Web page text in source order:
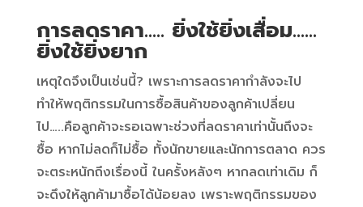
การลดราคา….. ยิ่งใช้ยิ่งเสื่อม……
ยิ่งใช้ยิ่งยาก
เหตุใดจึงเป็นเช่นนี้? เพราะการลดราคากำลังจะไป
ทำให้พฤติกรรมในการซื้อสินค้าของลูกค้าเปลี่ยน
ไป…..คือลูกค้าจะรอเฉพาะช่วงที่ลดราคาเท่านั้นถึงจะ
ซื้อ หากไม่ลดก็ไม่ซื้อ ทั้งนักขายและนักการตลาด ควร
จะตระหนักถึงเรื่องนี้ ในครั้งหลังๆ หากลดเท่าเดิม ก็
จะดึงให้ลูกค้ามาซื้อได้น้อยลง เพราะพฤติกรรมของ